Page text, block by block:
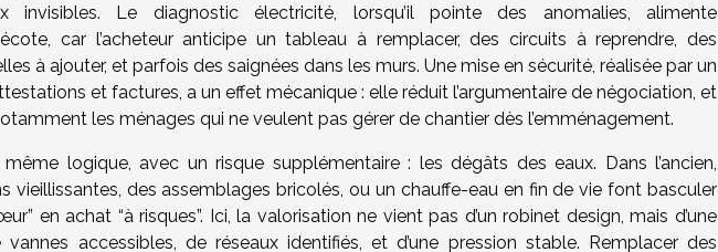
invisibles. Le diagnostic électricité, lorsqu’il pointe des anomalies, alimente
car l’acheteur anticipe un tableau à remplacer, des circuits à reprendre, des
à ajouter, et parfois des saignées dans les murs. Une mise en sécurité, réalisée par un
et factures, a un effet mécanique : elle réduit l’argumentaire de négociation, et
les ménages qui ne veulent pas gérer de chantier dès l’emménagement.
logique, avec un risque supplémentaire : les dégâts des eaux. Dans l’ancien,
vieillissantes, des assemblages bricolés, ou un chauffe-eau en fin de vie font basculer
en achat “à risques”. Ici, la valorisation ne vient pas d’un robinet design, mais d’une
accessibles, de réseaux identifiés, et d’une pression stable. Remplacer des